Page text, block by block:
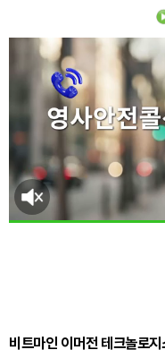
비트마인 이머전 테크놀로